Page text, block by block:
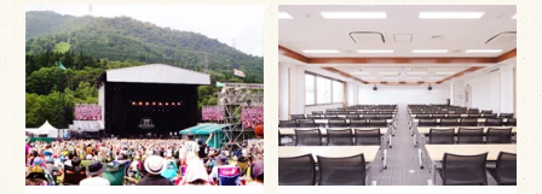
会議・研修・セミナー
製薬会社（MR）様
スポーツ・学校行事
行楽・観光・ロケ弁
ゲ
ー
シ
ョ
ン